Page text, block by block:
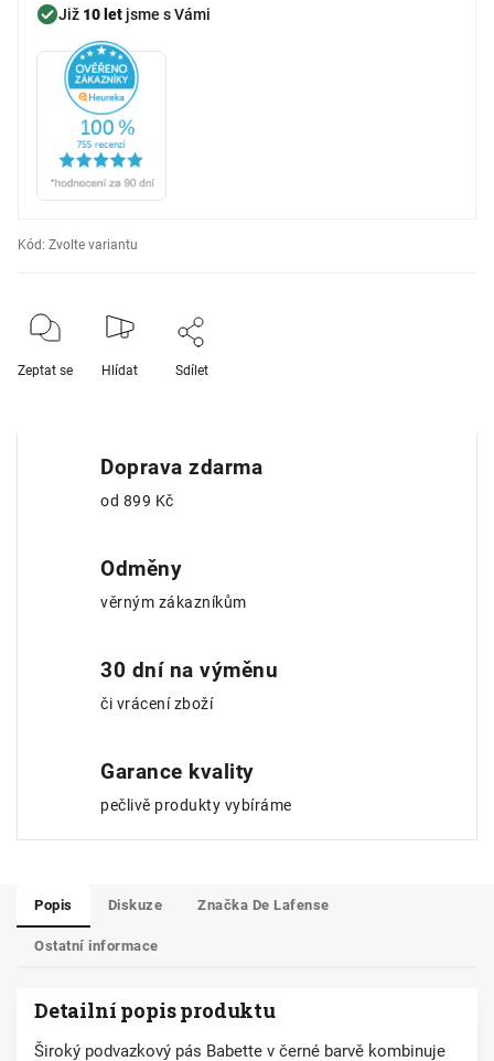
Již 10 let jsme s Vámi
Kód: Zvolte variantu
Zeptat se Hlídat Sdílet
Doprava zdarma
od 899 Kč
Odměny
věrným zákazníkům
30 dní na výměnu
či vrácení zboží
Garance kvality
pečlivě produkty vybíráme
Popis Diskuze Značka De Lafense
Ostatní informace
Detailní popis produktu
Široký podvazkový pás Babette v černé barvě kombinuje